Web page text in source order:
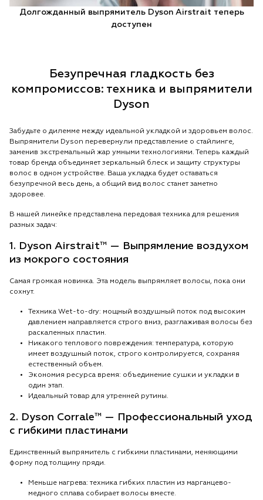
Долгожданный выпрямитель Dyson Airstrait теперь
доступен
Безупречная гладкость без
компромиссов: техника и выпрямители
Dyson
Забудьте о дилемме между идеальной укладкой и здоровьем волос.
Выпрямители Dyson перевернули представление о стайлинге,
заменив экстремальный жар умными технологиями. Теперь каждый
товар бренда объединяет зеркальный блеск и защиту структуры
волос в одном устройстве. Ваша укладка будет оставаться
безупречной весь день, а общий вид волос станет заметно
здоровее.
В нашей линейке представлена передовая техника для решения
разных задач:
1. Dyson Airstrait™ — Выпрямление воздухом
из мокрого состояния
Самая громкая новинка. Эта модель выпрямляет волосы, пока они
сохнут.
Техника Wet-to-dry: мощный воздушный поток под высоким
давлением направляется строго вниз, разглаживая волосы без
раскаленных пластин.
Никакого теплового повреждения: температура, которую
имеет воздушный поток, строго контролируется, сохраняя
естественный объем.
Экономия ресурса время: объединение сушки и укладки в
один этап.
Идеальный товар для утренней рутины.
2. Dyson Corrale™ — Профессиональный уход
с гибкими пластинами
Единственный выпрямитель с гибкими пластинами, меняющими
форму под толщину пряди.
Меньше нагрева: техника гибких пластин из марганцево-
медного сплава собирает волосы вместе.